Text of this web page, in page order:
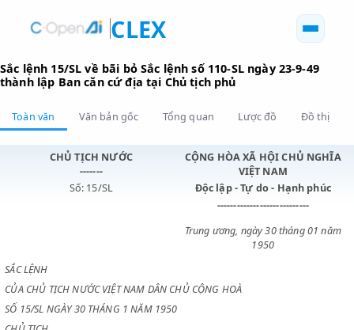
CLEX
Sắc lệnh 15/SL về bãi bỏ Sắc lệnh số 110-SL ngày 23-9-49
thành lập Ban căn cứ địa tại Chủ tịch phủ
Toàn văn
CHỦ TỊCH NƯỚC
-------
CỘNG HÒA XÃ HỘI CHỦ
VIỆT NAM
Độc lập - Tự do - Hạnh
----------------------------
SẮC LỆNH
CỦA CHỦ TỊCH NƯỚC VIỆT NAM DÂN CHỦ CỘNG HOÀ